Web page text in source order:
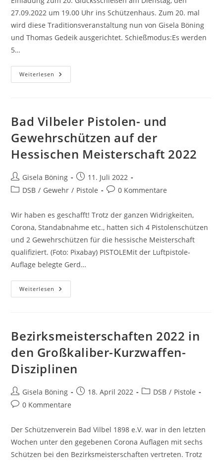
27.09.2022 um 19.00 Uhr ins Schützenhaus. Zum 20. mal
wird diese Traditionsveranstaltung nun von Gisela Böning
und Thomas Gedeik ausgerichtet. Schießmodus:Es werden
5…
Weiterlesen
Bad Vilbeler Pistolen- und
Gewehrschützen auf der
Hessischen Meisterschaft 2022
Gisela Böning
11. Juli 2022
DSB / Gewehr / Pistole 0 Kommentare
Wir haben es geschafft! Trotz der ganzen Widrigkeiten,
Corona, Standabnahme etc., hatten sich 4 Pistolenschützen
und 2 Gewehrschützen für die hessische Meisterschaft
qualifiziert. (Foto: Pixabay) PISTOLEMit der Luftpistole-
Auflage belegte Gerd…
Weiterlesen
Bezirksmeisterschaften 2022 in
den Großkaliber-Kurzwaffen-
Disziplinen
Gisela Böning 18. April 2022 DSB / Pistole
0 Kommentare
Der Schützenverein Bad Vilbel 1898 e.V. war in den letzten
Wochen unter den gegebenen Corona Auflagen mit sechs
Schützen bei den Bezirksmeisterschaften vertreten. Trotz